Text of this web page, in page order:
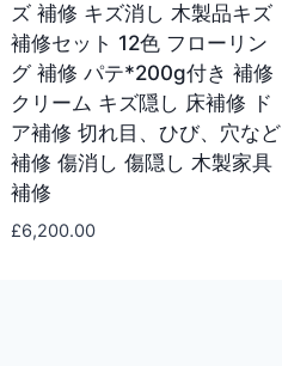
ズ 補修 キズ消し 木製品キズ
補修セット 12色 フローリン
グ 補修 パテ*200g付き 補修
クリーム キズ隠し 床補修 ド
ア補修 切れ目、ひび、穴など
補修 傷消し 傷隠し 木製家具
補修
£6,200.00